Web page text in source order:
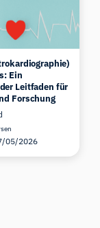
Ein
Leitfaden für
Forschung
05/2026